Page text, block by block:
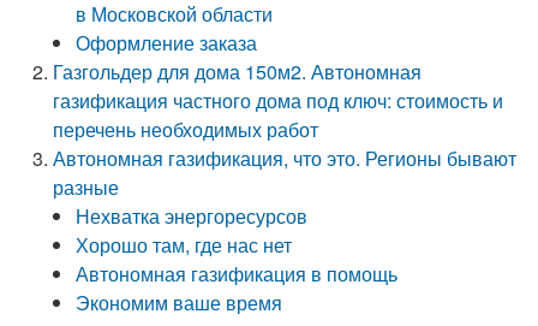
в Московской области
Оформление заказа
Газгольдер для дома 150м2. Автономная
газификация частного дома под ключ: стоимость и
перечень необходимых работ
Автономная газификация, что это. Регионы бывают
разные
Нехватка энергоресурсов
Хорошо там, где нас нет
Автономная газификация в помощь
Экономим ваше время